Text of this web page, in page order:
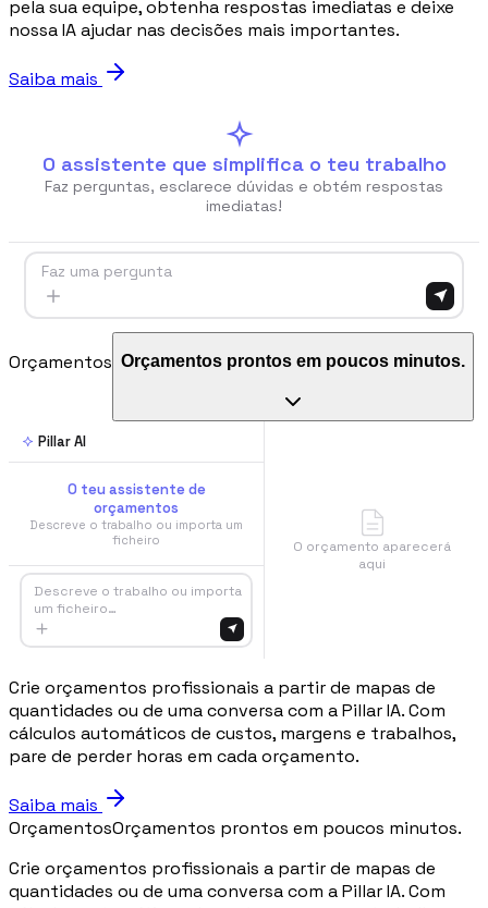
Norme, cassa e cantiere spiegati facile
Conversazioni dal vivo e on-demand con il team di Pillar
Mexico 🇨🇴
pela sua equipe, obtenha respostas imediatas e deixe
nossa IA ajudar nas decisões mais importantes.
Saiba mais
O assistente que simplifica o teu trabalho
Faz perguntas, esclarece dúvidas e obtém respostas
imediatas!
Faz uma pergunta
Orçamentos Orçamentos prontos em poucos minutos.
Pillar AI
O teu assistente de
orçamentos
Descreve o trabalho ou importa um
ficheiro
Descreve o trabalho ou importa
um ficheiro…
O orçamento aparecerá
aqui
Crie orçamentos profissionais a partir de mapas de
quantidades ou de uma conversa com a Pillar IA. Com
cálculos automáticos de custos, margens e trabalhos,
pare de perder horas em cada orçamento.
Saiba mais
OrçamentosOrçamentos prontos em poucos minutos.
Crie orçamentos profissionais a partir de mapas de
quantidades ou de uma conversa com a Pillar IA. Com